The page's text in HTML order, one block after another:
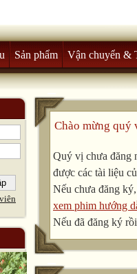
Sản phẩm Vận chuyển &
Chào mừng quý
Quý vị chưa đăng
được các tài liệu
Nếu chưa đăng
xem phim hướng
Nếu đã đăng ký